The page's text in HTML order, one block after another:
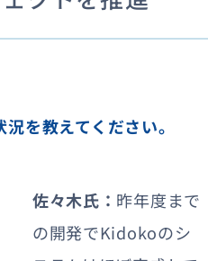
を教えてください。
佐々木氏： 昨年度まで
の開発でKidokoのシ